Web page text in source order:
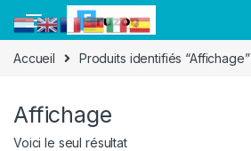
Accueil Produits identifiés “Affichage”
Affichage
Voici le seul résultat